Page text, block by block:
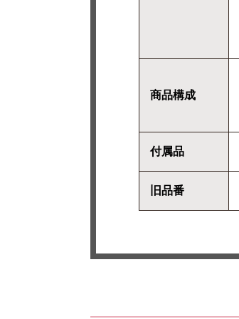
商品構成
付属品
旧品番